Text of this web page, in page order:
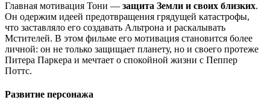
Главная мотивация Тони — защита Земли и своих близких.
Он одержим идеей предотвращения грядущей катастрофы,
что заставляло его создавать Альтрона и раскалывать
Мстителей. В этом фильме его мотивация становится более
личной: он не только защищает планету, но и своего протеже
Питера Паркера и мечтает о спокойной жизни с Пеппер
Поттс.
Развитие персонажа